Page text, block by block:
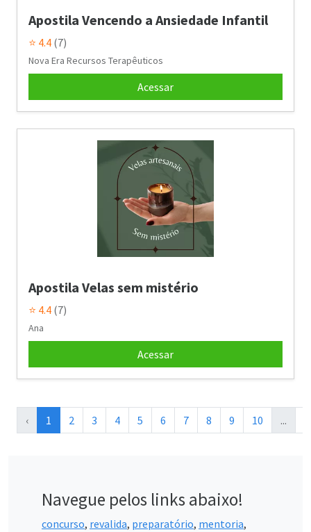
Apostila Vencendo a Ansiedade Infantil
⭐ 4.4 (7)
Nova Era Recursos Terapêuticos
Acessar
Apostila Velas sem mistério
⭐ 4.4 (7)
Ana
Acessar
‹ 1 2 3 4 5 6 7 8 9 10 ...
Navegue pelos links abaixo!
concurso, revalida, preparatório, mentoria,